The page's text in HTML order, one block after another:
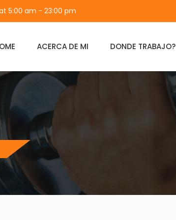
5:00 am - 23:00 pm
ACERCA DE MI DONDE TRABAJO?